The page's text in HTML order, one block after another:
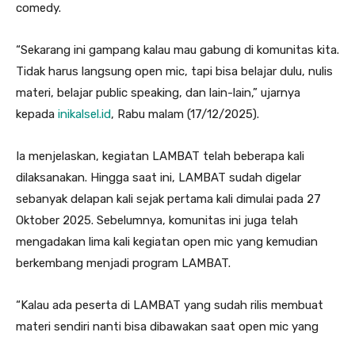
comedy.
“Sekarang ini gampang kalau mau gabung di komunitas kita.
Tidak harus langsung open mic, tapi bisa belajar dulu, nulis
materi, belajar public speaking, dan lain-lain,” ujarnya
kepada inikalsel.id, Rabu malam (17/12/2025).
Ia menjelaskan, kegiatan LAMBAT telah beberapa kali
dilaksanakan. Hingga saat ini, LAMBAT sudah digelar
sebanyak delapan kali sejak pertama kali dimulai pada 27
Oktober 2025. Sebelumnya, komunitas ini juga telah
mengadakan lima kali kegiatan open mic yang kemudian
berkembang menjadi program LAMBAT.
“Kalau ada peserta di LAMBAT yang sudah rilis membuat
materi sendiri nanti bisa dibawakan saat open mic yang